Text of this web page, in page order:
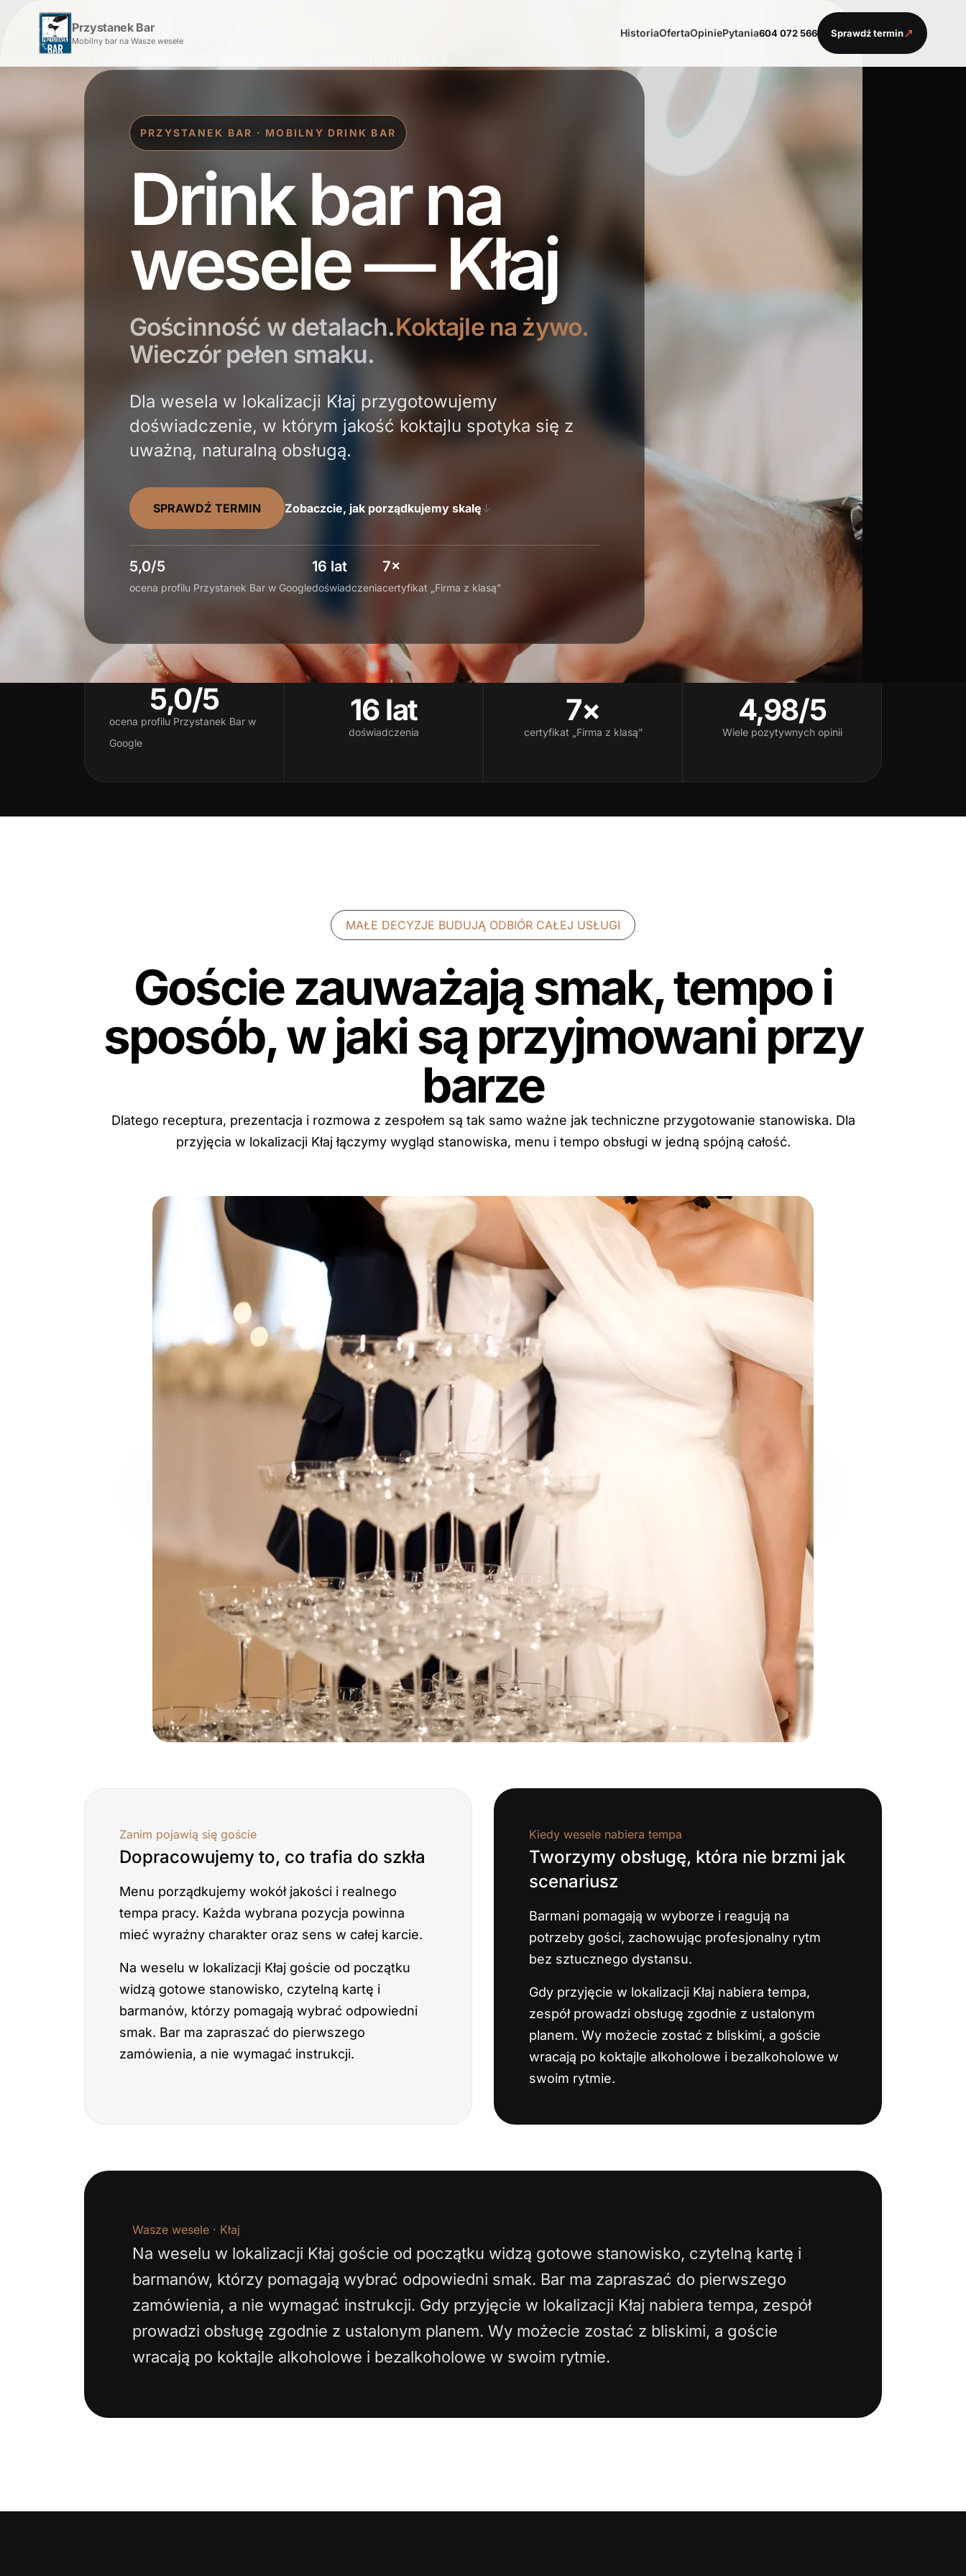
Przystanek Bar
Mobilny bar na Wasze wesele
HistoriaOfertaOpiniePytania604 072 566 Sprawdź termin↗
PRZYSTANEK BAR · MOBILNY DRINK BAR
Drink bar na
wesele — Kłaj
Gościnność w detalach.Koktajle na żywo.
Wieczór pełen smaku.
Dla wesela w lokalizacji Kłaj przygotowujemy
doświadczenie, w którym jakość koktajlu spotyka się z
uważną, naturalną obsługą.
SPRAWDŹ TERMIN Zobaczcie, jak porządkujemy skalę↓
5,0/5
ocena profilu Przystanek Bar w Google
16 lat
doświadczenia
7×
certyfikat „Firma z klasą”
5,0/5
ocena profilu Przystanek Bar w
Google
16 lat
doświadczenia
7×
certyfikat „Firma z klasą”
4,98/5
Wiele pozytywnych opinii
MAŁE DECYZJE BUDUJĄ ODBIÓR CAŁEJ USŁUGI
Goście zauważają smak, tempo i
sposób, w jaki są przyjmowani przy
barze
Dlatego receptura, prezentacja i rozmowa z zespołem są tak samo ważne jak techniczne przygotowanie stanowiska. Dla
przyjęcia w lokalizacji Kłaj łączymy wygląd stanowiska, menu i tempo obsługi w jedną spójną całość.
Zanim pojawią się goście
Dopracowujemy to, co trafia do szkła
Menu porządkujemy wokół jakości i realnego
tempa pracy. Każda wybrana pozycja powinna
mieć wyraźny charakter oraz sens w całej karcie.
Na weselu w lokalizacji Kłaj goście od początku
widzą gotowe stanowisko, czytelną kartę i
barmanów, którzy pomagają wybrać odpowiedni
smak. Bar ma zapraszać do pierwszego
zamówienia, a nie wymagać instrukcji.
Kiedy wesele nabiera tempa
Tworzymy obsługę, która nie brzmi jak
scenariusz
Barmani pomagają w wyborze i reagują na
potrzeby gości, zachowując profesjonalny rytm
bez sztucznego dystansu.
Gdy przyjęcie w lokalizacji Kłaj nabiera tempa,
zespół prowadzi obsługę zgodnie z ustalonym
planem. Wy możecie zostać z bliskimi, a goście
wracają po koktajle alkoholowe i bezalkoholowe w
swoim rytmie.
Wasze wesele · Kłaj
Na weselu w lokalizacji Kłaj goście od początku widzą gotowe stanowisko, czytelną kartę i
barmanów, którzy pomagają wybrać odpowiedni smak. Bar ma zapraszać do pierwszego
zamówienia, a nie wymagać instrukcji. Gdy przyjęcie w lokalizacji Kłaj nabiera tempa, zespół
prowadzi obsługę zgodnie z ustalonym planem. Wy możecie zostać z bliskimi, a goście
wracają po koktajle alkoholowe i bezalkoholowe w swoim rytmie.